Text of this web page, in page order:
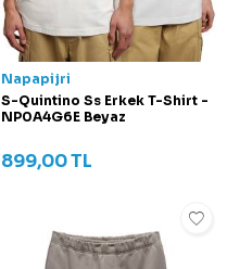
Napapijri
S-Quintino Ss Erkek T-Shirt -
NP0A4G6E Beyaz
899,00TL